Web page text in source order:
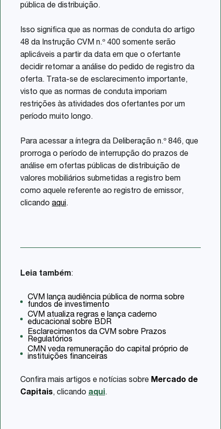
pública de distribuição.
Isso significa que as normas de conduta do artigo
48 da Instrução CVM n.º 400 somente serão
aplicáveis a partir da data em que o ofertante
decidir retomar a análise do pedido de registro da
oferta. Trata-se de esclarecimento importante,
visto que as normas de conduta imporiam
restrições às atividades dos ofertantes por um
período muito longo.
Para acessar a íntegra da Deliberação n.º 846, que
prorroga o período de interrupção do prazos de
análise em ofertas públicas de distribuição de
valores mobiliários submetidas a registro bem
como aquele referente ao registro de emissor,
clicando aqui.
Leia também:
CVM lança audiência pública de norma sobre
fundos de investimento
CVM atualiza regras e lança caderno
educacional sobre BDR
Esclarecimentos da CVM sobre Prazos
Regulatórios
CMN veda remuneração do capital próprio de
instituições financeiras
Confira mais artigos e notícias sobre Mercado de
Capitais, clicando aqui.